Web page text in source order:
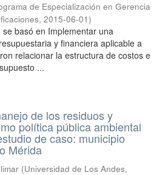
de Especialización en Gerencia
, 2015-06-01)
basó en Implementar una
y financiera aplicable a
relacionar la estructura de costos e
...
de los residuos y
política pública ambiental
de caso: municipio
Mérida
(Universidad de Los Andes,